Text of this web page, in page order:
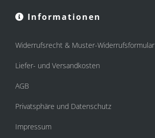
Informationen
Widerrufsrecht & Muster-Widerrufsformular
Liefer- und Versandkosten
AGB
Privatsphäre und Datenschutz
Impressum